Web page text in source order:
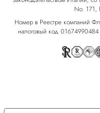
No. 171,
Номер в Реестре компаний
налоговый код